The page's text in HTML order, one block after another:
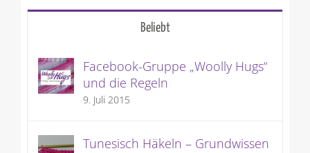
Beliebt
Facebook-Gruppe „Woolly Hugs“
und die Regeln
9. Juli 2015
Tunesisch Häkeln – Grundwissen